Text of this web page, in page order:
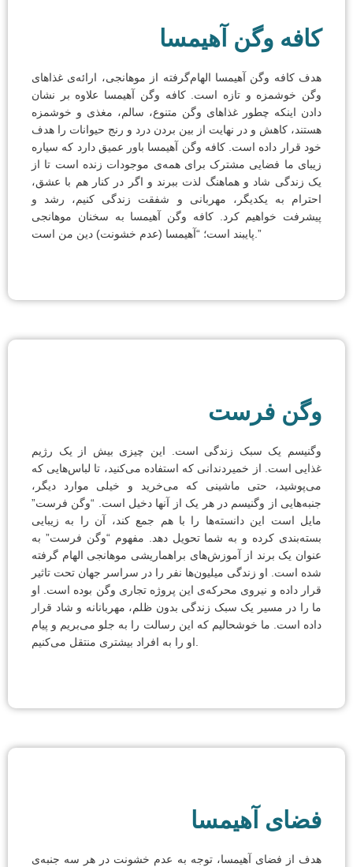
کافه وگن آهیمسا
هدف کافه وگن آهیمسا الهام‌گرفته از موهانجی، ارائه‌ی غذاهای
وگن خوشمزه و تازه است. کافه وگن آهیمسا علاوه بر نشان
دادن اینکه چطور غذاهای وگن متنوع، سالم، مغذی و خوشمزه
هستند، کاهش و در نهایت از بین بردن درد و رنج حیوانات را هدف
خود قرار داده است. کافه وگن آهیمسا باور عمیق دارد که سیاره
زیبای ما فضایی مشترک برای همه‌ی موجودات زنده است تا از
یک زندگی شاد و هماهنگ لذت ببرند و اگر در کنار هم با عشق،
احترام به یکدیگر، مهربانی و شفقت زندگی کنیم، رشد و
پیشرفت خواهیم کرد. کافه وگن آهیمسا به سخنان موهانجی
پایبند است؛ “آهیمسا (عدم خشونت) دین من است.”
وگن فرست
وگنیسم یک سبک زندگی است. این چیزی بیش از یک رژیم
غذایی است. از خمیردندانی که استفاده می‌کنید، تا لباس‌هایی که
می‌پوشید، حتی ماشینی که می‌خرید و خیلی موارد دیگر،
جنبه‌هایی از وگنیسم در هر یک از آنها دخیل است. “وگن فرست”
مایل است این دانسته‌ها را با هم جمع کند، آن را به زیبایی
بسته‌بندی کرده و به شما تحویل دهد. مفهوم “وگن فرست” به
عنوان یک برند از آموزش‌های براهماریشی موهانجی الهام گرفته
شده است. او زندگی میلیون‌ها نفر را در سراسر جهان تحت تاثیر
قرار داده و نیروی محرکه‌ی این پروژه تجاری وگن بوده است. او
ما را در مسیر یک سبک زندگی بدون ظلم، مهربانانه و شاد قرار
داده است. ما خوشحالیم که این رسالت را به جلو می‌بریم و پیام
او را به افراد بیشتری منتقل می‌کنیم.
فضای آهیمسا
هدف از فضای آهیمسا، توجه به عدم خشونت در هر سه جنبه‌ی